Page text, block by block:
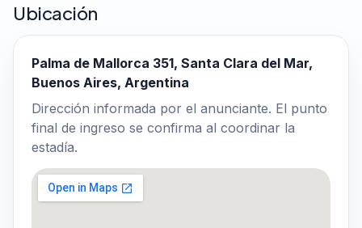
Ubicación
Palma de Mallorca 351, Santa Clara del Mar,
Buenos Aires, Argentina
Dirección informada por el anunciante. El punto
final de ingreso se confirma al coordinar la
estadía.